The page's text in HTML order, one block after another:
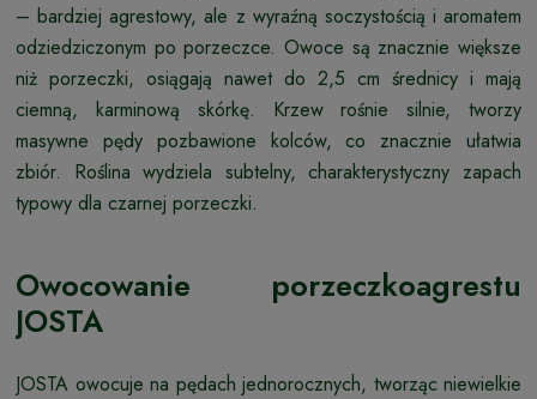
– bardziej agrestowy, ale z wyraźną soczystością i aromatem
odziedziczonym po porzeczce. Owoce są znacznie większe
niż porzeczki, osiągają nawet do 2,5 cm średnicy i mają
ciemną, karminową skórkę. Krzew rośnie silnie, tworzy
masywne pędy pozbawione kolców, co znacznie ułatwia
zbiór. Roślina wydziela subtelny, charakterystyczny zapach
typowy dla czarnej porzeczki.
Owocowanie porzeczkoagrestu
JOSTA
JOSTA owocuje na pędach jednorocznych, tworząc niewielkie